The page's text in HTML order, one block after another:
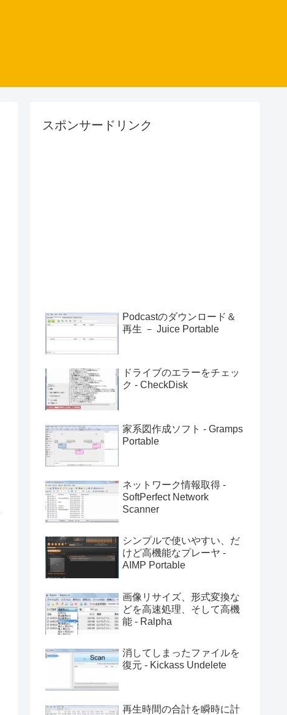
スポンサードリンク
Podcastのダウンロード＆
再生 － Juice Portable
ドライブのエラーをチェッ
ク - CheckDisk
家系図作成ソフト - Gramps
Portable
ネットワーク情報取得 -
SoftPerfect Network
Scanner
シンプルで使いやすい、だ
けど高機能なプレーヤ -
AIMP Portable
画像リサイズ、形式変換な
どを高速処理、そして高機
能 - Ralpha
消してしまったファイルを
復元 - Kickass Undelete
再生時間の合計を瞬時に計